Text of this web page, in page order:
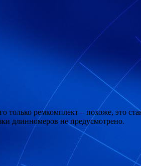
только ремкомплект – похоже, это
длинномеров не предусмотрено.